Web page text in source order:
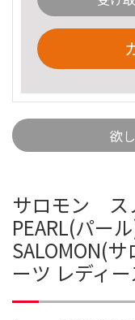
欲
サロモン ス
PEARL(パー
SALOMON(
ーツ レディ